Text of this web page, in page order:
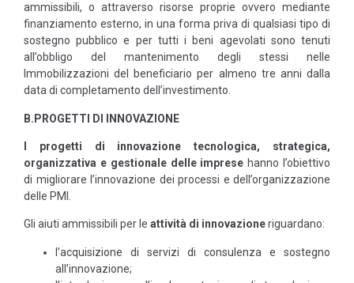
ammissibili, o attraverso risorse proprie ovvero mediante
finanziamento esterno, in una forma priva di qualsiasi tipo di
sostegno pubblico e per tutti i beni agevolati sono tenuti
all’obbligo del mantenimento degli stessi nelle
Immobilizzazioni del beneficiario per almeno tre anni dalla
data di completamento dell’investimento.
B.PROGETTI DI INNOVAZIONE
I progetti di innovazione tecnologica, strategica,
organizzativa e gestionale delle imprese hanno l’obiettivo
di migliorare l’innovazione dei processi e dell’organizzazione
delle PMI.
Gli aiuti ammissibili per le attività di innovazioneriguardano:
l’acquisizione di servizi di consulenza e sostegno
all’innovazione;